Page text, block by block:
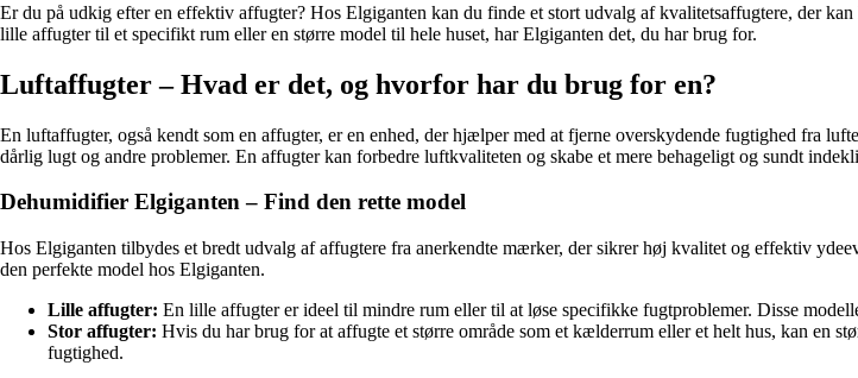
Er du på udkig efter en effektiv affugter? Hos Elgiganten kan du finde et stort udvalg af kvalitetsaffugtere, der
lille affugter til et specifikt rum eller en større model til hele huset, har Elgiganten det, du har brug for.
Luftaffugter – Hvad er det, og hvorfor har du brug for en?
En luftaffugter, også kendt som en affugter, er en enhed, der hjælper med at fjerne overskydende fugtighed fra
dårlig lugt og andre problemer. En affugter kan forbedre luftkvaliteten og skabe et mere behageligt og sundt
Dehumidifier Elgiganten – Find den rette model
Hos Elgiganten tilbydes et bredt udvalg af affugtere fra anerkendte mærker, der sikrer høj kvalitet og effektiv
den perfekte model hos Elgiganten.
Lille affugter: En lille affugter er ideel til mindre rum eller til at løse specifikke fugtproblemer. Disse
Stor affugter: Hvis du har brug for at affugte et større område som et kælderrum eller et helt hus, kan en
fugtighed.